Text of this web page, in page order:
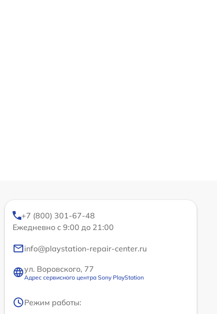
+7 (800) 301-67-48
Ежедневно с 9:00 до 21:00
info@playstation-repair-center.ru
ул. Воровского, 77
Адрес сервисного центра Sony PlayStation
Режим работы: